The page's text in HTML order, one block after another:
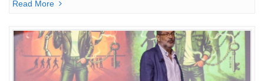
Read More